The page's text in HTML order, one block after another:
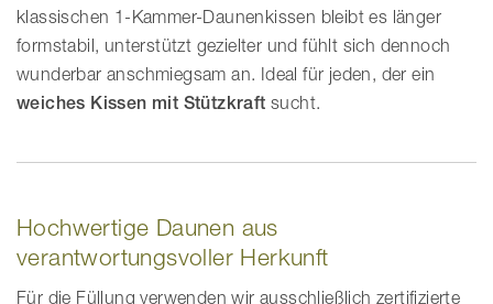
klassischen 1-Kammer-Daunenkissen bleibt es länger
formstabil, unterstützt gezielter und fühlt sich dennoch
wunderbar anschmiegsam an. Ideal für jeden, der ein
weiches Kissen mit Stützkraft sucht.
Hochwertige Daunen aus
verantwortungsvoller Herkunft
Für die Füllung verwenden wir ausschließlich zertifizierte